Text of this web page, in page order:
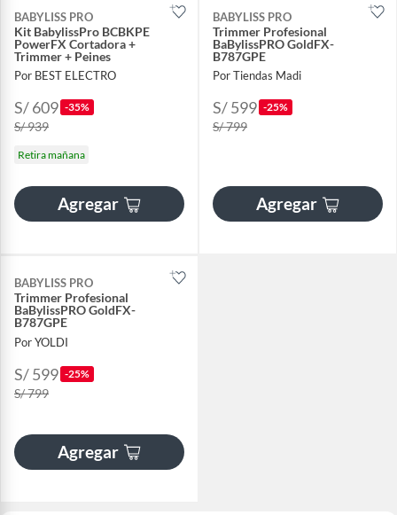
BABYLISS PRO
Kit BabylissPro BCBKPE
PowerFX Cortadora +
Trimmer + Peines
Por BEST ELECTRO
S/ 609 -35%
S/ 939
Retira mañana
Agregar
BABYLISS PRO
Trimmer Profesional
BaBylissPRO GoldFX-
B787GPE
Por Tiendas Madi
S/ 599 -25%
S/ 799
Agregar
BABYLISS PRO
Trimmer Profesional
BaBylissPRO GoldFX-
B787GPE
Por YOLDI
S/ 599 -25%
S/ 799
Agregar